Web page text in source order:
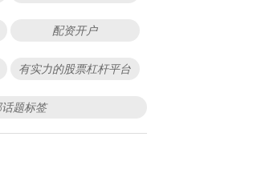
配资开户
有实力的股票杠杆平台
题标签